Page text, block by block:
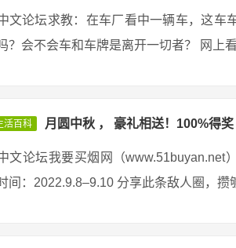
文论坛求教：在车厂看中一辆车，这车
？会不会车和车牌是离开一切者？ 网上
活百科 月圆中秋 ， 豪礼相送！100%得奖
文论坛我要买烟网（
间：2022.9.8–9.10 分享此条敌人圈，